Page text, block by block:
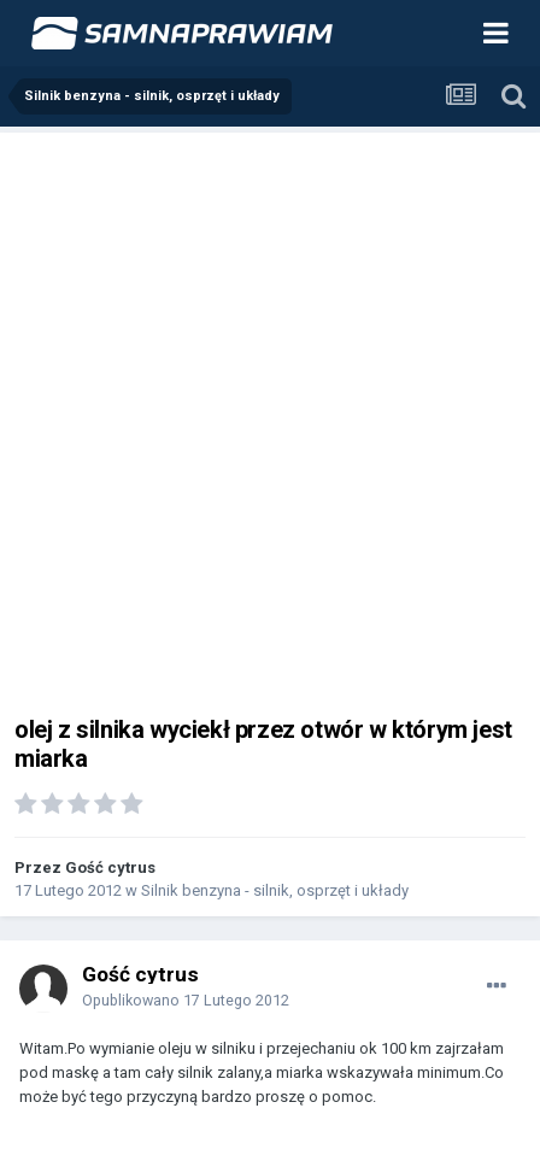
Silnik benzyna - silnik, osprzęt i układy
olej z silnika wyciekł przez otwór w którym jest
miarka
Przez Gość cytrus
17 Lutego 2012 w Silnik benzyna - silnik, osprzęt i układy
Gość cytrus
Opublikowano 17 Lutego 2012
Witam.Po wymianie oleju w silniku i przejechaniu ok 100 km zajrzałam
pod maskę a tam cały silnik zalany,a miarka wskazywała minimum.Co
może być tego przyczyną bardzo proszę o pomoc.